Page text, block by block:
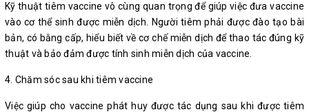
Kỹ thuật tiêm vaccine vô cùng quan trọng để giúp việc đưa vaccine
vào cơ thể sinh được miễn dịch. Người tiêm phải được đào tạo bài
bản, có bằng cấp, hiểu biết về cơ chế miễn dịch để thao tác đúng kỹ
thuật và bảo đảm được tính sinh miễn dịch của vaccine.
4. Chăm sóc sau khi tiêm vaccine
Việc giúp cho vaccine phát huy được tác dụng sau khi được tiêm